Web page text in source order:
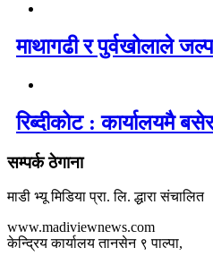
माथागढी र पुर्वखोलाले
रिब्दीकोट : कार्यालयमै
सम्पर्क ठेगाना
माडी भ्यू मिडिया प्रा. लि. द्धारा संचालित
www.madiviewnews.com
केन्द्रिय कार्यालय तानसेन ९ पाल्पा,